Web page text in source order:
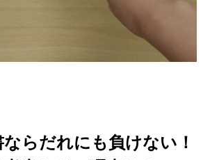
らだれにも負けない！